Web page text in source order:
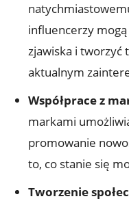
influencerzy
zjawiska i tworzyć
aktualnym
Współprace z
markami
promowanie
to, co stanie się
Tworzenie